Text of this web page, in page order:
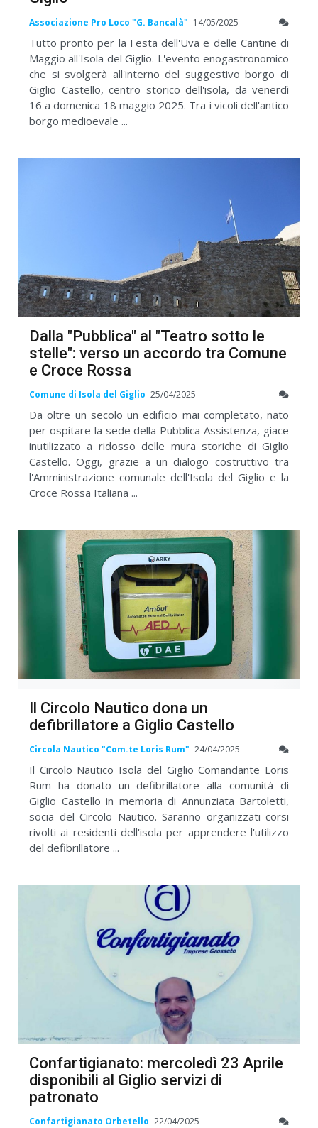
Associazione Pro Loco "G. Bancalà" 14/05/2025
Tutto pronto per la Festa dell'Uva e delle Cantine di
Maggio all'Isola del Giglio. L'evento enogastronomico
che si svolgerà all'interno del suggestivo borgo di
Giglio Castello, centro storico dell'isola, da venerdì
16 a domenica 18 maggio 2025. Tra i vicoli dell'antico
borgo medioevale ...
Dalla "Pubblica" al "Teatro sotto le
stelle": verso un accordo tra Comune
e Croce Rossa
Comune di Isola del Giglio 25/04/2025
Da oltre un secolo un edificio mai completato, nato
per ospitare la sede della Pubblica Assistenza, giace
inutilizzato a ridosso delle mura storiche di Giglio
Castello. Oggi, grazie a un dialogo costruttivo tra
l'Amministrazione comunale dell'Isola del Giglio e la
Croce Rossa Italiana ...
Il Circolo Nautico dona un
defibrillatore a Giglio Castello
Circola Nautico "Com.te Loris Rum" 24/04/2025
Il Circolo Nautico Isola del Giglio Comandante Loris
Rum ha donato un defibrillatore alla comunità di
Giglio Castello in memoria di Annunziata Bartoletti,
socia del Circolo Nautico. Saranno organizzati corsi
rivolti ai residenti dell'isola per apprendere l'utilizzo
del defibrillatore ...
Confartigianato: mercoledì 23 Aprile
disponibili al Giglio servizi di
patronato
Confartigianato Orbetello 22/04/2025